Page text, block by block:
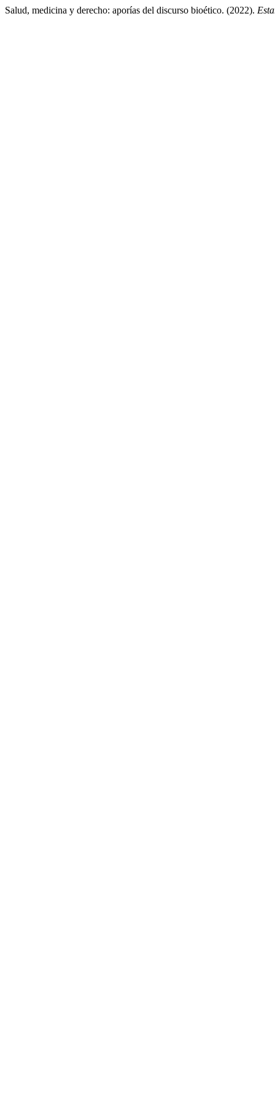
Salud, medicina y derecho: aporías del discurso bioético. (2022).